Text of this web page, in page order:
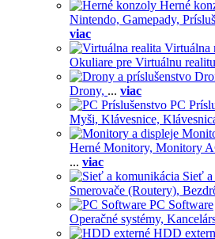
Herné
Nintendo, Gamepady,
viac
Virtuálna
Okuliare pre Virtuálnu
Drony, ... viac
PC
Myši, Klávesnice,
Herné Monitory, Monitory
... viac
Sieť
Smerovače (Routery),
PC Software
Operačné systémy,
HDD